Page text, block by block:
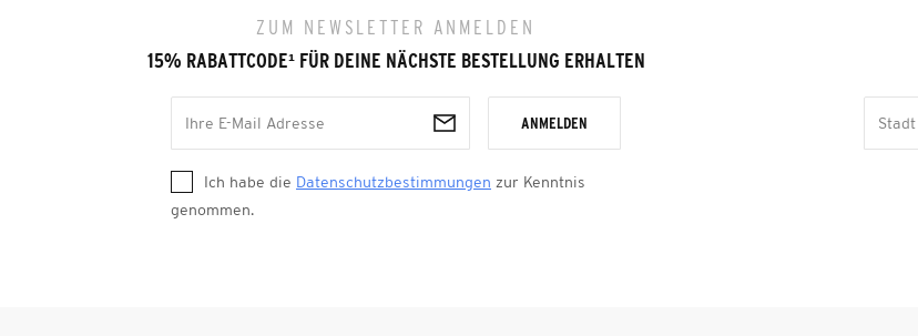
ZUM NEWSLETTER ANMELDEN
15% RABATTCODE¹FÜR DEINE NÄCHSTE BESTELLUNG ERHALTEN
ANMELDEN
Ich habe die Datenschutzbestimmungen zur Kenntnis
genommen.